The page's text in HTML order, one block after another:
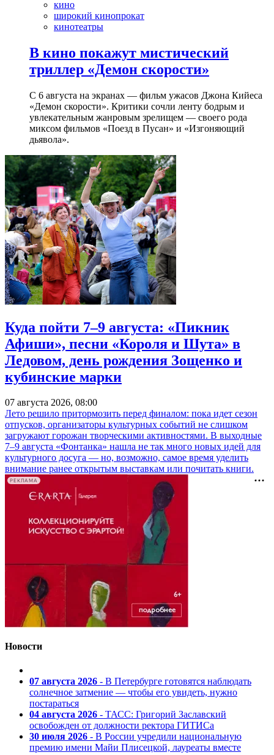
кино
широкий кинопрокат
кинотеатры
В кино покажут мистический
триллер «Демон скорости»
С 6 августа на экранах — фильм ужасов Джона Кийеса
«Демон скорости». Критики сочли ленту бодрым и
увлекательным жанровым зрелищeм — своего рода
миксом фильмов «Поезд в Пусан» и «Изгоняющий
дьявола».
Куда пойти 7–9 августа: «Пикник
Афиши», песни «Короля и Шута» в
Ледовом, день рождения Зощенко и
кубинские марки
07 августа 2026, 08:00
Лето решило притормозить перед финалом: пока идет сезон
отпусков, организаторы культурных событий не слишком
загружают горожан творческими активностями. В выходные
7–9 августа «Фонтанка» нашла не так много новых идей для
культурного досуга — но, возможно, самое время уделить
внимание ранее открытым выставкам или почитать книги.
РЕКЛАМА
Новости
07 августа 2026 - В Петербурге готовятся наблюдать
солнечное затмение — чтобы его увидеть, нужно
постараться
04 августа 2026 - ТАСС: Григорий Заславский
освобожден от должности ректора ГИТИСа
30 июля 2026 - В России учредили национальную
премию имени Майи Плисецкой, лауреаты вместе